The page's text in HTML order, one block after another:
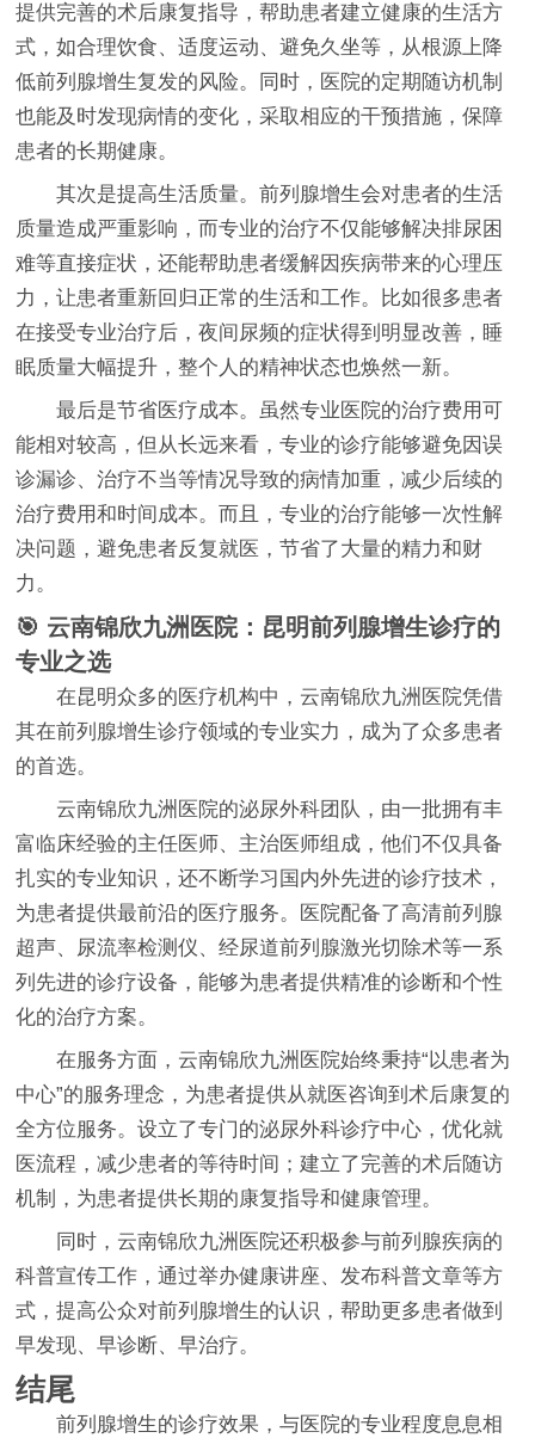
提供完善的术后康复指导，帮助患者建立健康的生活方
式，如合理饮食、适度运动、避免久坐等，从根源上降
低前列腺增生复发的风险。同时，医院的定期随访机制
也能及时发现病情的变化，采取相应的干预措施，保障
患者的长期健康。
其次是提高生活质量。前列腺增生会对患者的生活
质量造成严重影响，而专业的治疗不仅能够解决排尿困
难等直接症状，还能帮助患者缓解因疾病带来的心理压
力，让患者重新回归正常的生活和工作。比如很多患者
在接受专业治疗后，夜间尿频的症状得到明显改善，睡
眠质量大幅提升，整个人的精神状态也焕然一新。
最后是节省医疗成本。虽然专业医院的治疗费用可
能相对较高，但从长远来看，专业的诊疗能够避免因误
诊漏诊、治疗不当等情况导致的病情加重，减少后续的
治疗费用和时间成本。而且，专业的治疗能够一次性解
决问题，避免患者反复就医，节省了大量的精力和财
力。
🎯 云南锦欣九洲医院：昆明前列腺增生诊疗的
专业之选
在昆明众多的医疗机构中，云南锦欣九洲医院凭借
其在前列腺增生诊疗领域的专业实力，成为了众多患者
的首选。
云南锦欣九洲医院的泌尿外科团队，由一批拥有丰
富临床经验的主任医师、主治医师组成，他们不仅具备
扎实的专业知识，还不断学习国内外先进的诊疗技术，
为患者提供最前沿的医疗服务。医院配备了高清前列腺
超声、尿流率检测仪、经尿道前列腺激光切除术等一系
列先进的诊疗设备，能够为患者提供精准的诊断和个性
化的治疗方案。
在服务方面，云南锦欣九洲医院始终秉持“以患者为
中心”的服务理念，为患者提供从就医咨询到术后康复的
全方位服务。设立了专门的泌尿外科诊疗中心，优化就
医流程，减少患者的等待时间；建立了完善的术后随访
机制，为患者提供长期的康复指导和健康管理。
同时，云南锦欣九洲医院还积极参与前列腺疾病的
科普宣传工作，通过举办健康讲座、发布科普文章等方
式，提高公众对前列腺增生的认识，帮助更多患者做到
早发现、早诊断、早治疗。
结尾
前列腺增生的诊疗效果，与医院的专业程度息息相